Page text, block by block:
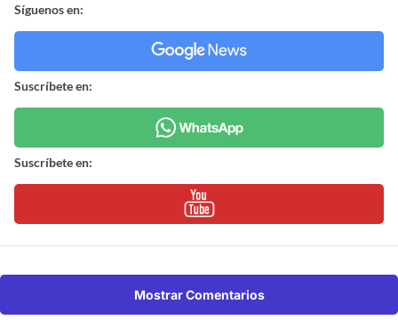
Síguenos en:
Suscríbete en:
Suscríbete en:
Mostrar Comentarios